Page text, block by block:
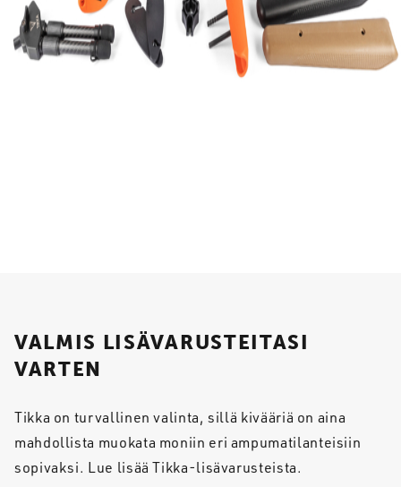
VALMIS LISÄVARUSTEITASI
VARTEN
Tikka on turvallinen valinta, sillä kivääriä on aina
mahdollista muokata moniin eri ampumatilanteisiin
sopivaksi. Lue lisää Tikka-lisävarusteista.